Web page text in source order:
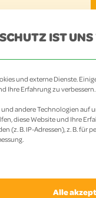
CHAMPS
IST
und externe Dienste.
Ihre Erfahrung zu
andere Technologien auf
diese Website und Ihre
(z. B. IP-Adressen), z. B. für
der
Alle